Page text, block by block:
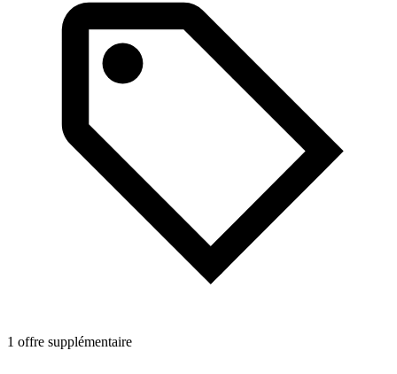
1 offre supplémentaire